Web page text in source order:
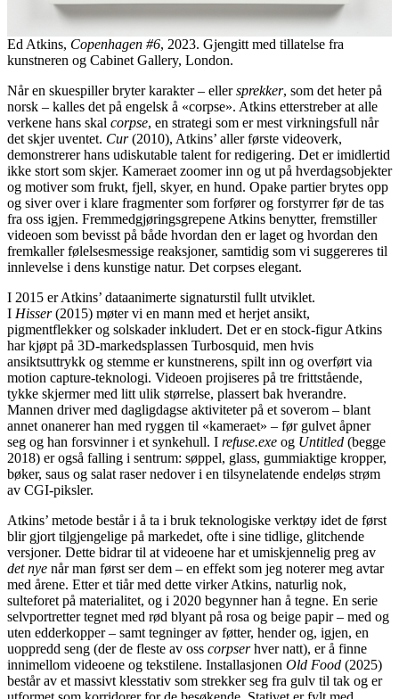
Ed Atkins, Copenhagen #6, 2023. Gjengitt med tillatelse fra
kunstneren og Cabinet Gallery, London.
Når en skuespiller bryter karakter – ellersprekker, som det heter på
norsk – kalles det på engelsk å «corpse». Atkins etterstreber at alle
verkene hans skal corpse, en strategi som er mest virkningsfull når
det skjer uventet. Cur(2010), Atkins’ aller første videoverk,
demonstrerer hans udiskutable talent for redigering. Det er imidlertid
ikke stort som skjer. Kameraet zoomer inn og ut på hverdagsobjekter
og motiver som frukt, fjell, skyer, en hund. Opake partier brytes opp
og siver over i klare fragmenter som forfører og forstyrrer før de tas
fra oss igjen. Fremmedgjøringsgrepene Atkins benytter, fremstiller
videoen som bevisst på både hvordan den er laget og hvordan den
fremkaller følelsesmessige reaksjoner, samtidig som vi suggereres til
innlevelse i dens kunstige natur. Det corpses elegant.
I 2015 er Atkins’ dataanimerte signaturstil fullt utviklet.
I Hisser(2015) møter vi en mann med et herjet ansikt,
pigmentflekker og solskader inkludert. Det er en stock-figur Atkins
har kjøpt på 3D-markedsplassen Turbosquid, men hvis
ansiktsuttrykk og stemme er kunstnerens, spilt inn og overført via
motion capture-teknologi. Videoen projiseres på tre frittstående,
tykke skjermer med litt ulik størrelse, plassert bak hverandre.
Mannen driver med dagligdagse aktiviteter på et soverom – blant
annet onanerer han med ryggen til «kameraet» – før gulvet åpner
seg og han forsvinner i et synkehull. I refuse.exe og Untitled (begge
2018) er også falling i sentrum: søppel, glass, gummiaktige kropper,
bøker, saus og salat raser nedover i en tilsynelatende endeløs strøm
av CGI-piksler.
Atkins’ metode består i å ta i bruk teknologiske verktøy idet de først
blir gjort tilgjengelige på markedet, ofte i sine tidlige, glitchende
versjoner. Dette bidrar til at videoene har et umiskjennelig preg av
det nye når man først ser dem – en effekt som jeg noterer meg avtar
med årene. Etter et tiår med dette virker Atkins, naturlig nok,
sulteforet på materialitet, og i 2020 begynner han å tegne. En serie
selvportretter tegnet med rød blyant på rosa og beige papir – med og
uten edderkopper – samt tegninger av føtter, hender og, igjen, en
uoppredd seng (der de fleste av oss corpserhver natt), er å finne
innimellom videoene og tekstilene. Installasjonen Old Food (2025)
består av et massivt klesstativ som strekker seg fra gulv til tak og er